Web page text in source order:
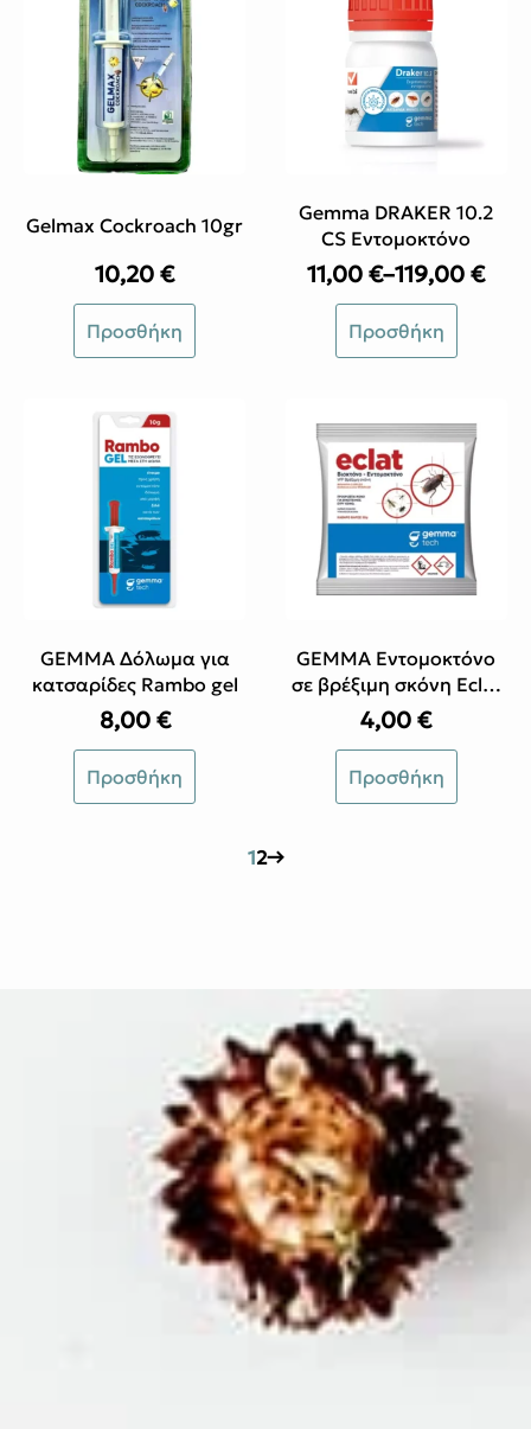
Gelmax Cockroach 10gr
10,20€
Προσθήκη
Gemma DRAKER 10.2
CS Εντομοκτόνο
11,00€–119,00€
Price
range:
11,00 €
through
Προσθήκη
το
πολλαπλές
παραλλαγές.
Οι
επιλογές
μπορούν
να
επιλεγούν
στη
του
προϊόντος
GEMMA Δόλωμα για
κατσαρίδες Rambo gel
8,00 €
Προσθήκη
GEMMA Εντομοκτόνο
σε βρέξιμη σκόνη Eclat
WP
4,00€
Προσθήκη
12→